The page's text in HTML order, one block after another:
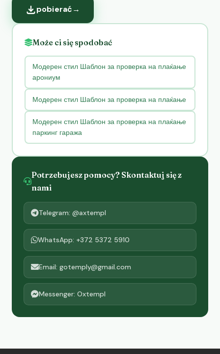
pobierać→
Może ci się spodobać
Модерен стил Шаблон за проверка на плаќање
арониум
Модерен стил Шаблон за проверка на плаќање
Модерен стил Шаблон за проверка на плаќање
паркинг гаража
Potrzebujesz pomocy? Skontaktuj się z
nami
Telegram: @axtempl
WhatsApp: +372 5372 5910
Email: gotemply@gmail.com
Messenger: Oxtempl